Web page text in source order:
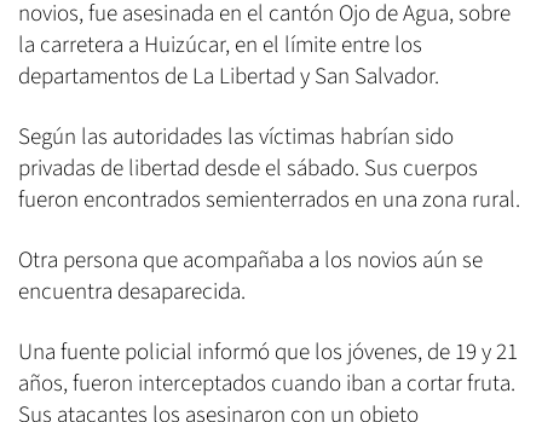
novios, fue asesinada en el cantón Ojo de Agua, sobre
la carretera a Huizúcar, en el límite entre los
departamentos de La Libertad y San Salvador.
Según las autoridades las víctimas habrían sido
privadas de libertad desde el sábado. Sus cuerpos
fueron encontrados semienterrados en una zona rural.
Otra persona que acompañaba a los novios aún se
encuentra desaparecida.
Una fuente policial informó que los jóvenes, de 19 y 21
años, fueron interceptados cuando iban a cortar fruta.